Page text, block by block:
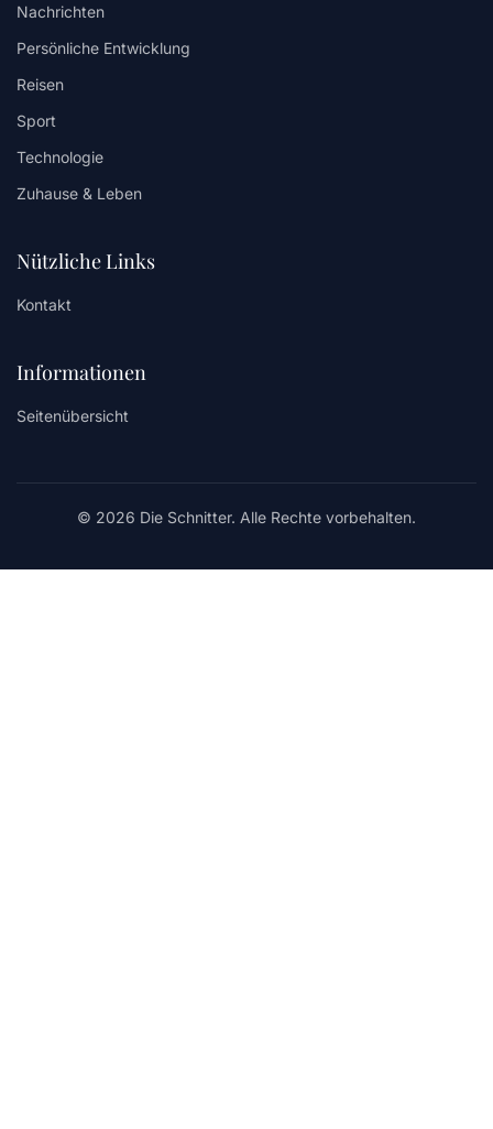
Nachrichten
Persönliche Entwicklung
Reisen
Sport
Technologie
Zuhause & Leben
Nützliche Links
Kontakt
Informationen
Seitenübersicht
© 2026 Die Schnitter. Alle Rechte vorbehalten.